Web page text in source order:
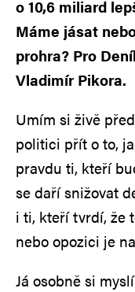
o 10,6 miliard
Máme jásat
prohra? Pro
Vladimír Pikora.
Umím si živě
politici přít o to,
pravdu ti, kteří
se daří snižovat
i ti, kteří tvrdí, že
nebo opozici je
Já osobně si